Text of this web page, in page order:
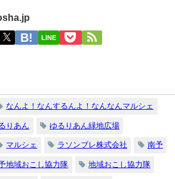
LINE
なんよ！なんするんよ！なんなんマルシェ
りあん ゆるりあん緑地広場
マルシェ ラソンブレ株式会社 南予
地域おこし協力隊 地域おこし協力隊